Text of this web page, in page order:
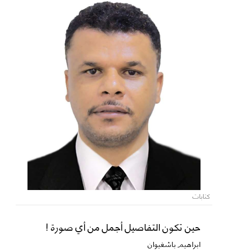
كتابات
حين تكون التفاصيل أجمل من أي صورة !
ابراهيم باشغيوان